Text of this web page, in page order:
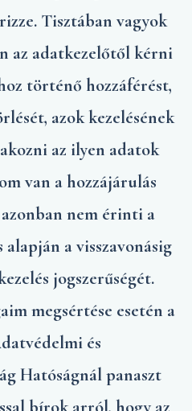
Tisztában vagyok
az adatkezelőtől kérni
történő hozzáférést,
azok kezelésének
az ilyen adatok
van a hozzájárulás
azonban nem érinti a
a visszavonásig
jogszerűségét.
megsértése esetén a
és
Hatóságnál panaszt